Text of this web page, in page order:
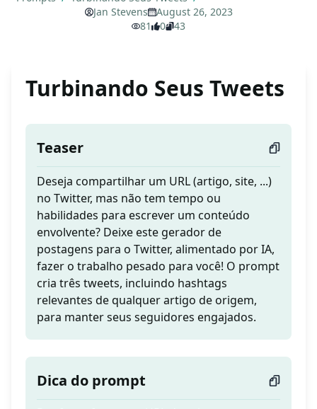
Jan Stevens
August 26, 2023
81
0 43
Turbinando Seus Tweets
Teaser
Deseja compartilhar um URL (artigo, site, ...)
no Twitter, mas não tem tempo ou
habilidades para escrever um conteúdo
envolvente? Deixe este gerador de
postagens para o Twitter, alimentado por IA,
fazer o trabalho pesado para você! O prompt
cria três tweets, incluindo hashtags
relevantes de qualquer artigo de origem,
para manter seus seguidores engajados.
Dica do prompt